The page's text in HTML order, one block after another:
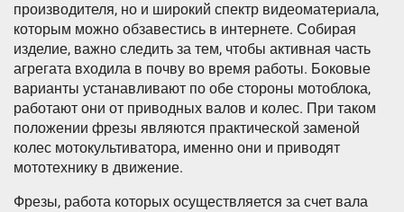
производителя, но и широкий спектр видеоматериала,
которым можно обзавестись в интернете. Собирая
изделие, важно следить за тем, чтобы активная часть
агрегата входила в почву во время работы. Боковые
варианты устанавливают по обе стороны мотоблока,
работают они от приводных валов и колес. При таком
положении фрезы являются практической заменой
колес мотокультиватора, именно они и приводят
мототехнику в движение.
Фрезы, работа которых осуществляется за счет вала